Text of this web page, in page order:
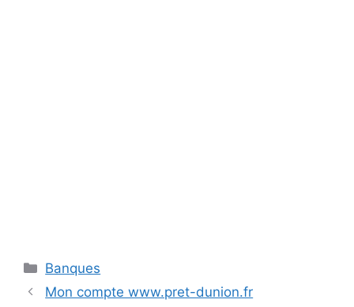
Catégories
Banques
Mon compte www.pret-dunion.fr